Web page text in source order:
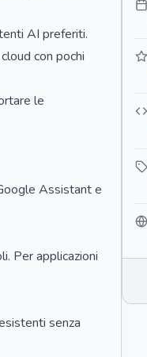
AI preferiti.
con pochi
le
Assistant e
Per applicazioni
senza